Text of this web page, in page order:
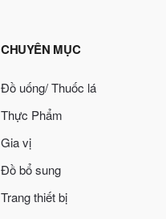
CHUYÊN MỤC
Đồ uống/ Thuốc lá
Thực Phẩm
Gia vị
Đồ bổ sung
Trang thiết bị